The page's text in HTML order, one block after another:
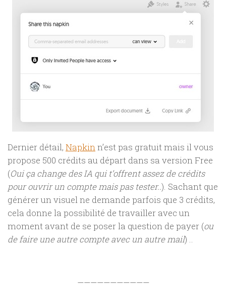
Dernier détail, Napkinn’est pas gratuit mais il vous
propose 500 crédits au départ dans sa version Free
(Oui ça change des IA qui t’offrent assez de crédits
pour ouvrir un compte mais pas tester..). Sachant que
générer un visuel ne demande parfois que 3 crédits,
cela donne la possibilité de travailler avec un
moment avant de se poser la question de payer (ou
de faire une autre compte avec un autre mail) ..
———————————